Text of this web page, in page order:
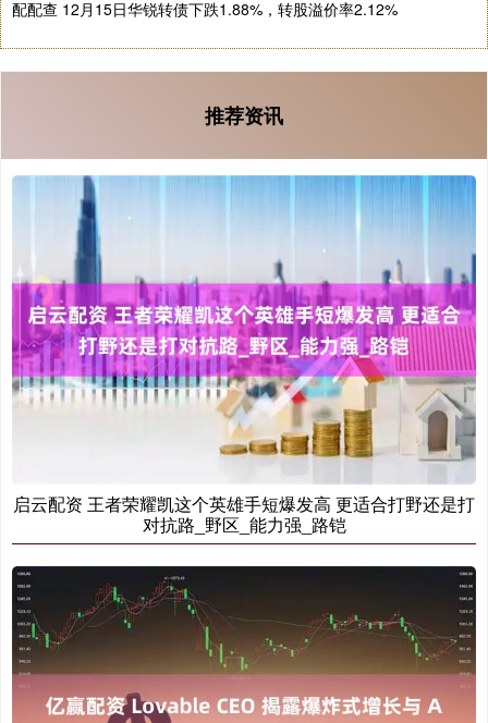
配配查 12月15日华锐转债下跌1.88%，转股溢价率2.12%
推荐资讯
启云配资 王者荣耀凯这个英雄手短爆发高 更适合打野还是打
对抗路_野区_能力强_路铠